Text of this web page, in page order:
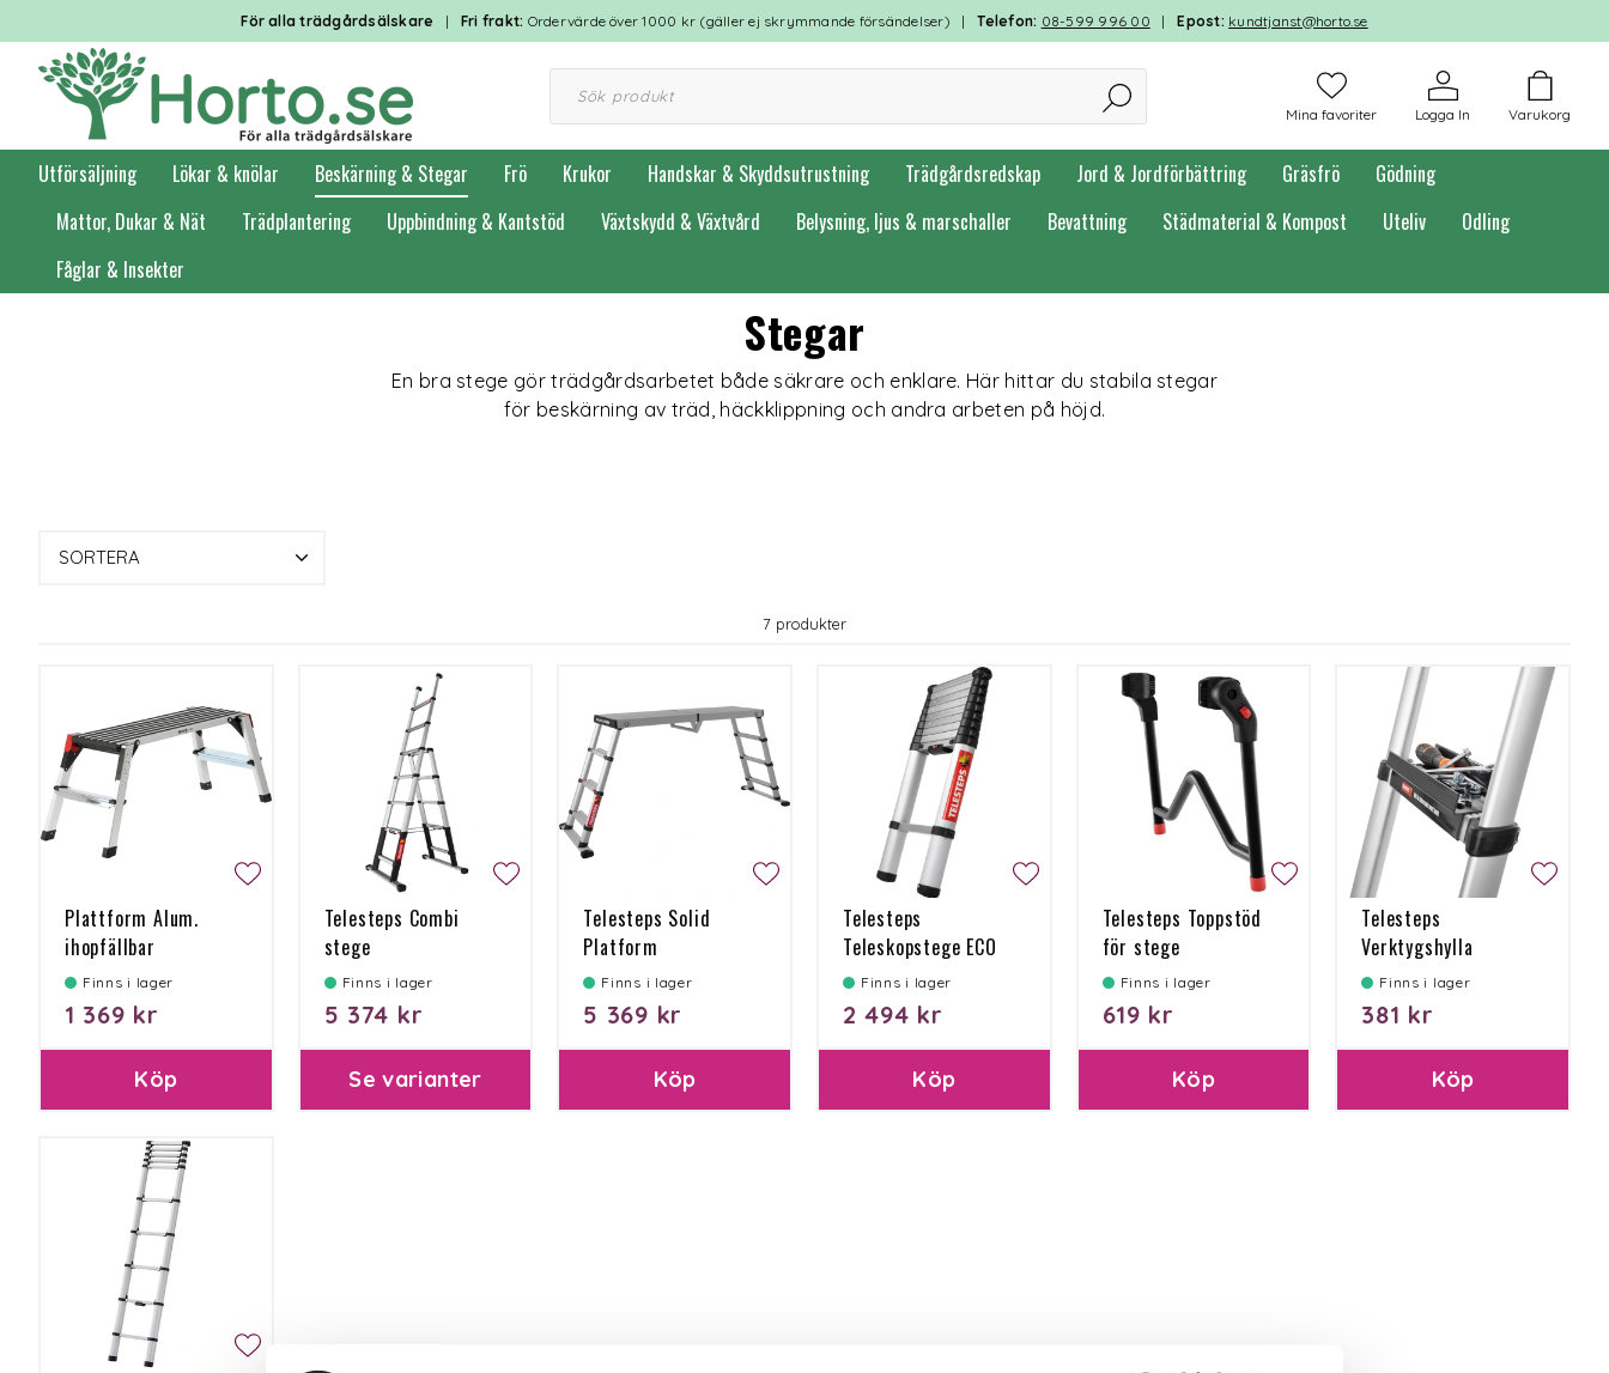
För alla trädgårdsälskare | Fri frakt: Ordervärde över 1000 kr (gäller ej skrymmande försändelser) |Telefon: 08-599 996 00 |Epost: kundtjanst@horto.se
Varukorg
Logga In
Mina favoriter
Utförsäljning Lökar & knölar Beskärning & Stegar Frö Krukor Handskar & Skyddsutrustning Trädgårdsredskap Jord & Jordförbättring Gräsfrö
Gödning
Mattor, Dukar & Nät
Trädplantering Uppbindning & Kantstöd Växtskydd & Växtvård Belysning, ljus & marschaller Bevattning Städmaterial & Kompost Uteliv
Odling
Fåglar & Insekter
Förstasidan Beskärning & Stegar
Stegar
En bra stege gör trädgårdsarbetet både säkrare och enklare. Här hittar du stabila stegar
för beskärning av träd, häckklippning och andra arbeten på höjd.
SORTERA
7 produkter
Plattform Alum.
ihopfällbar
960x305x490mm
Finns i lager
1 369 kr
Köp
Telesteps Combi
stege
Finns i lager
5 374 kr
Se varianter
Telesteps Solid
Platform
Finns i lager
5 369 kr
Köp
Telesteps
Teleskopstege ECO
3,0 MFinns i lager
2 494 kr
Köp
Telesteps Toppstöd
för stege
Finns i lager
619 kr
Köp
Telesteps
Verktygshylla
Finns i lager
381 kr
Köp